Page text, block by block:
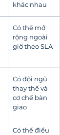
khác nhau
Có thể mở
rộng ngoài
giờ theo SLA
Có đội ngũ
thay thế và
cơ chế bàn
giao
Có thể điều